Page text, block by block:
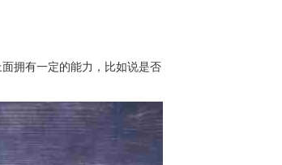
拥有一定的能力，比如说是否